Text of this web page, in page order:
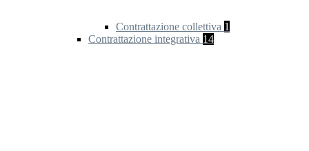
Contrattazione collettiva 1
Contrattazione integrativa 14